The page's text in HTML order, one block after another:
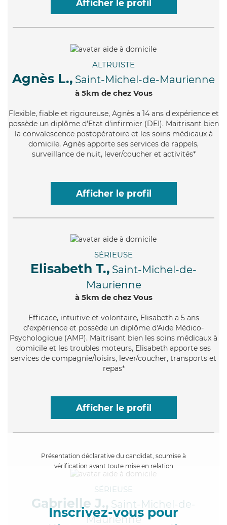
Afficher le profil
ALTRUISTE
Agnès L., Saint-Michel-de-Maurienne
à 5km de chez Vous
Flexible, fiable et rigoureuse, Agnès a 14 ans d'expérience et
possède un diplôme d'Etat d'infirmier (DEI). Maitrisant bien
la convalescence postopératoire et les soins médicaux à
domicile, Agnès apporte ses services de rappels,
surveillance de nuit, lever/coucher et activités*
Afficher le profil
SÉRIEUSE
Elisabeth T., Saint-Michel-de-
Maurienne
à 5km de chez Vous
Efficace, intuitive et volontaire, Elisabeth a 5 ans
d'expérience et possède un diplôme d'Aide Médico-
Psychologique (AMP). Maitrisant bien les soins médicaux à
domicile et les troubles moteurs, Elisabeth apporte ses
services de compagnie/loisirs, lever/coucher, transports et
repas*
Afficher le profil
Présentation déclarative du candidat, soumise à
vérification avant toute mise en relation
Inscrivez-vous pour
SÉRIEUSE
Gabrielle J., Saint-Michel-de-
Maurienne